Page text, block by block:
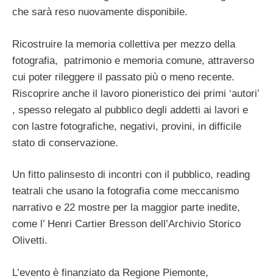
che sarà reso nuovamente disponibile.
Ricostruire la memoria collettiva per mezzo della
fotografia, patrimonio e memoria comune, attraverso
cui poter rileggere il passato più o meno recente.
Riscoprire anche il lavoro pioneristico dei primi ‘autori’
, spesso relegato al pubblico degli addetti ai lavori e
con lastre fotografiche, negativi, provini, in difficile
stato di conservazione.
Un fitto palinsesto di incontri con il pubblico, reading
teatrali che usano la fotografia come meccanismo
narrativo e 22 mostre per la maggior parte inedite,
come l’ Henri Cartier Bresson dell’Archivio Storico
Olivetti.
L’evento è finanziato da Regione Piemonte,